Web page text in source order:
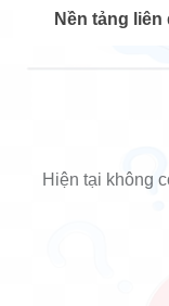
Nền tảng liên
Hiện tại không